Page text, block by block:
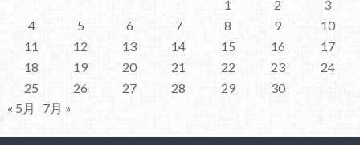
1
2
3
4
5 6 7 8 9
10
11
12 13 14 15 16
17
18
19 20 21 22 23
24
25
26 27 28 29
30
« 5月
7月 »